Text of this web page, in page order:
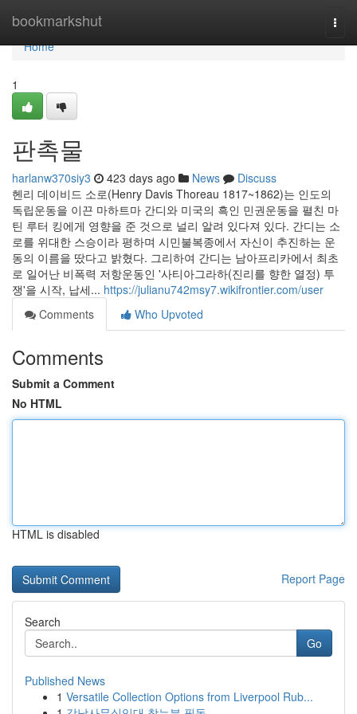
bookmarkshut
Home
Home
1
판촉물
harlanw370siy3 423 days ago News
Discuss
헨리 데이비드 소로(Henry Davis Thoreau 1817~1862)는 인도의
독립운동을 이끈 마하트마 간디와 미국의 흑인 민권운동을 펼친 마
틴 루터 킹에게 영향을 준 것으로 널리 알려 있다져 있다. 간디는 소
로를 위대한 스승이라 평하며 시민불복종에서 자신이 추진하는 운
동의 이름을 땄다고 밝혔다. 그리하여 간디는 남아프리카에서 최초
로 일어난 비폭력 저항운동인 '사티아그라하(진리를 향한 열정) 투
쟁'을 시작, 납세... https://julianu742msy7.wikifrontier.com/user
Comments
Who Upvoted
Comments
Submit a Comment
No HTML
HTML is disabled
Report Page
Search
Go
Published News
1 Versatile Collection Options from Liverpool Rub...